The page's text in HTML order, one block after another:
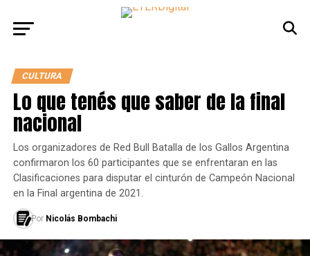
CULTURA
Lo que tenés que saber de la final
nacional
Los organizadores de Red Bull Batalla de los Gallos Argentina
confirmaron los 60 participantes que se enfrentaran en las
Clasificaciones para disputar el cinturón de Campeón Nacional
en la Final argentina de 2021.
Por Nicolás Bombachi